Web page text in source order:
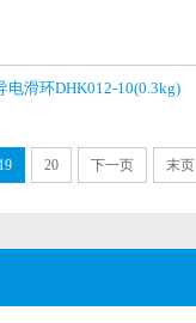
电滑环DHK012-10(0.3kg)
19 20 下一页 末页